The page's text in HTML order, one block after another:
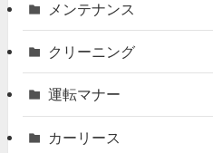
メンテナンス
クリーニング
運転マナー
カーリース